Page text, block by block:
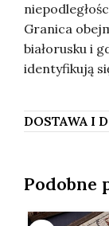
Granica
białorusku i
identyfikują
DOSTAWA I
Podobne